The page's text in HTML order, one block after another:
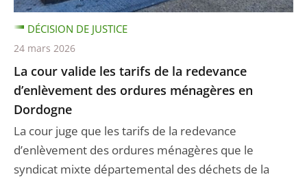
La cour valide les tarifs de la redevance
d’enlèvement des ordures ménagères en
Dordogne
La cour juge que les tarifs de la redevance
d’enlèvement des ordures ménagères que le
syndicat mixte départemental des déchets de la
DÉCISION DE JUSTICE
24 mars 2026